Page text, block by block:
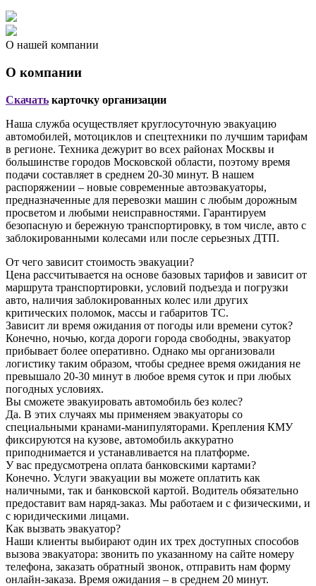
О нашей компании
О компании
Скачать карточку организации
Наша служба осуществляет круглосуточную эвакуацию
автомобилей, мотоциклов и спецтехники по лучшим тарифам
в регионе. Техника дежурит во всех районах Москвы и
большинстве городов Московской области, поэтому время
подачи составляет в среднем 20-30 минут. В нашем
распоряжении – новые современные автоэвакуаторы,
предназначенные для перевозки машин с любым дорожным
просветом и любыми неисправностями. Гарантируем
безопасную и бережную транспортировку, в том числе, авто с
заблокированными колесами или после серьезных ДТП.
От чего зависит стоимость эвакуации?
Цена рассчитывается на основе базовых тарифов и зависит от
маршрута транспортировки, условий подъезда и погрузки
авто, наличия заблокированных колес или других
критических поломок, массы и габаритов ТС.
Зависит ли время ожидания от погоды или времени суток?
Конечно, ночью, когда дороги города свободны, эвакуатор
прибывает более оперативно. Однако мы организовали
логистику таким образом, чтобы среднее время ожидания не
превышало 20-30 минут в любое время суток и при любых
погодных условиях.
Вы сможете эвакуировать автомобиль без колес?
Да. В этих случаях мы применяем эвакуаторы со
специальными кранами-манипуляторами. Крепления КМУ
фиксируются на кузове, автомобиль аккуратно
приподнимается и устанавливается на платформе.
У вас предусмотрена оплата банковскими картами?
Конечно. Услуги эвакуации вы можете оплатить как
наличными, так и банковской картой. Водитель обязательно
предоставит вам наряд-заказ. Мы работаем и с физическими, и
с юридическими лицами.
Как вызвать эвакуатор?
Наши клиенты выбирают один их трех доступных способов
вызова эвакуатора: звонить по указанному на сайте номеру
телефона, заказать обратный звонок, отправить нам форму
онлайн-заказа. Время ожидания – в среднем 20 минут.